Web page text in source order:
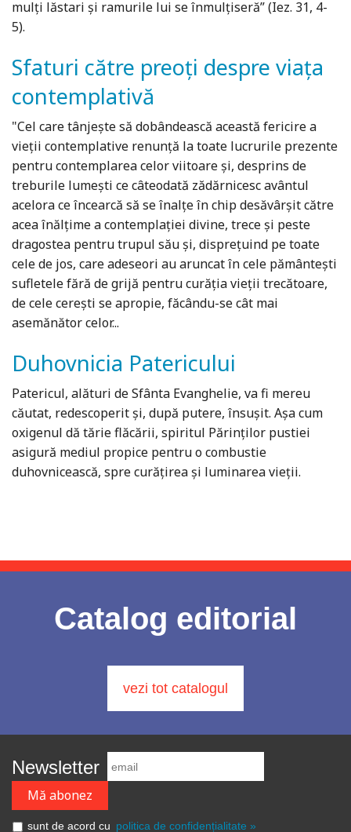
mulţi lăstari şi ramurile lui se înmulţiseră” (Iez. 31, 4-
5).
Sfaturi către preoți despre viața
contemplativă
"Cel care tânjește să dobândească această fericire a
vieții contemplative renunță la toate lucrurile prezente
pentru contemplarea celor viitoare și, desprins de
treburile lumești ce câteodată zădărnicesc avântul
acelora ce încearcă să se înalțe în chip desăvârșit către
acea înălțime a contemplației divine, trece și peste
dragostea pentru trupul său și, disprețuind pe toate
cele de jos, care adeseori au aruncat în cele pământești
sufletele fără de grijă pentru curăția vieții trecătoare,
de cele cerești se apropie, făcându-se cât mai
asemănător celor...
Duhovnicia Patericului
Patericul, alături de Sfânta Evanghelie, va fi mereu
căutat, redescoperit şi, după putere, însuşit. Aşa cum
oxigenul dă tărie flăcării, spiritul Părinţilor pustiei
asigură mediul propice pentru o combustie
duhovnicească, spre curăţirea şi luminarea vieţii.
Catalog editorial
vezi tot catalogul
Newsletter
sunt de acord cu politica de confidențialitate »